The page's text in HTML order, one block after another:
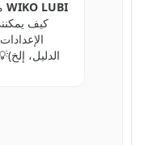
WIKO LUBI
الدليل،